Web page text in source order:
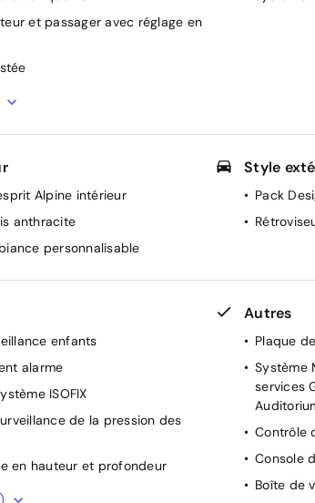
et passager avec réglage en
et démarrage mains libres
avec repose main coulissant
électriques à impulsion
électriques à impulsion
Alpine intérieur
anthracite
personnalisable
Style
Pack
enfants
alarme
ISOFIX
de la pression des
en hauteur et profondeur
de trajectoire ESC
Autres
Plaque
Système
services
Contrôle
Console
Boîte de